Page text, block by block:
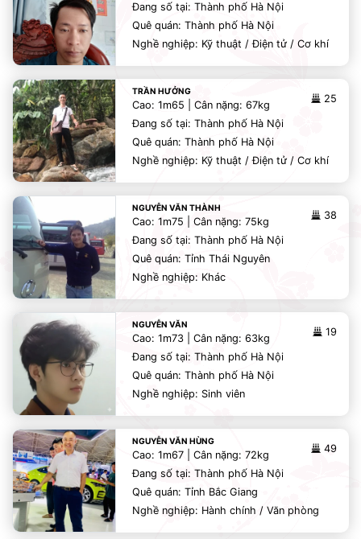
Đang số tại: Thành phố Hà Nội
Quê quán: Thành phố Hà Nội
Nghề nghiệp: Kỹ thuật / Điện tử / Cơ khí
TRẦN HƯỞNG
25
Cao: 1m65 | Cân nặng: 67kg
Đang số tại: Thành phố Hà Nội
Quê quán: Thành phố Hà Nội
Nghề nghiệp: Kỹ thuật / Điện tử / Cơ khí
NGUYỄN VĂN THÀNH
38
Cao: 1m75 | Cân nặng: 75kg
Đang số tại: Thành phố Hà Nội
Quê quán: Tỉnh Thái Nguyên
Nghề nghiệp: Khác
NGUYỄN VĂN
19
Cao: 1m73 | Cân nặng: 63kg
Đang số tại: Thành phố Hà Nội
Quê quán: Thành phố Hà Nội
Nghề nghiệp: Sinh viên
NGUYỄN VĂN HÙNG
49
Cao: 1m67 | Cân nặng: 72kg
Đang số tại: Thành phố Hà Nội
Quê quán: Tỉnh Bắc Giang
Nghề nghiệp: Hành chính / Văn phòng